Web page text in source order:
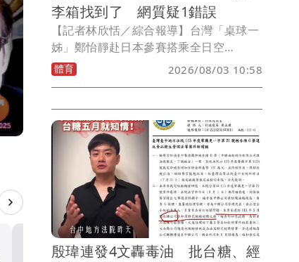
今搭北捷別滑手機！女主播
李箱找到了 網質疑1錯誤
【記者林欣恬／綜合報導】台灣「桌球一
姊」鄭怡靜赴日本參賽搭乘全日空
（ANA）NH852航班，從台北松山機場飛
往東京羽田機場，抵達後卻發現行李箱疑
次參賽的重要裝備，教練鄭佳奇緊急透過
社群平台發文協尋，希望對方發現後能盡
快歸還。鄭佳奇在今(3)日稍早在社群平台
發文報平安，表示經廣大網友協助轉發
後，航空公司已於上午10時許順利聯繫到
誤拿行李的旅客，並將儘速把行李送往指
定地點。
體育 2026/08/03 10:58
殷瑋連發4文轟毒油 批台糖、經